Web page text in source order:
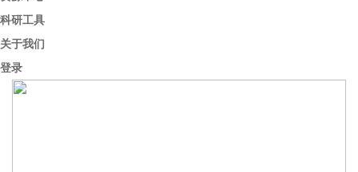
科研工具
关于我们
登录